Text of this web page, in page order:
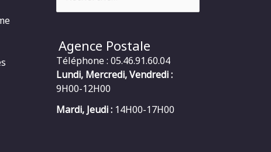
Agence Postale
Téléphone : 05.46.91.60.04
Lundi, Mercredi, Vendredi :
9H00-12H00
Mardi, Jeudi : 14H00-17H00